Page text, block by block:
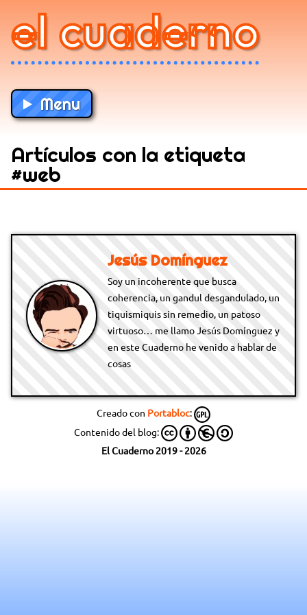
el cuaderno
Menu
Artículos con la etiqueta
#web
Jesús Domínguez
Soy un incoherente que busca
coherencia, un gandul desgandulado, un
tiquismiquis sin remedio, un patoso
virtuoso… me llamo Jesús Domínguez y
en este Cuaderno he venido a hablar de
cosas
Creado con Portabloc:
Contenido del blog:
El Cuaderno 2019 - 2026